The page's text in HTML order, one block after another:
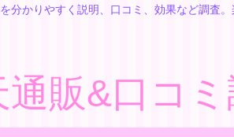
分かりやすく説明、口コミ、効果など調査。
通販&口コ